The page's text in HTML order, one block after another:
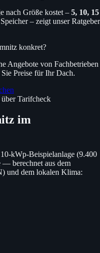
nach Größe kostet – 5, 10, 15
– zeigt unser Ratgeber
konkret?
Angebote von Fachbetrieben
Preise für Ihr Dach.
Tarifcheck
im
kWp-Beispielanlage (9.400
berechnet aus dem
und dem lokalen Klima: